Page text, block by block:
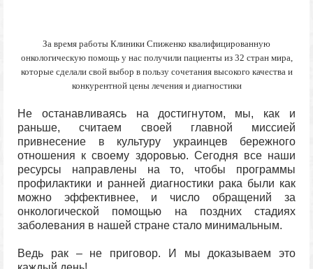
За время работы Клиники Спиженко квалифицированную
онкологическую помощь у нас получили пациенты из 32 стран мира,
которые сделали свой выбор в пользу сочетания высокого качества и
конкурентной цены лечения и диагностики
Не останавливаясь на достигнутом, мы, как и
раньше, считаем своей главной миссией
привнесение в культуру украинцев бережного
отношения к своему здоровью. Сегодня все наши
ресурсы направлены на то, чтобы программы
профилактики и ранней диагностики рака были как
можно эффективнее, и число обращений за
онкологической помощью на поздних стадиях
заболевания в нашей стране стало минимальным.
Ведь рак – не приговор. И мы доказываем это